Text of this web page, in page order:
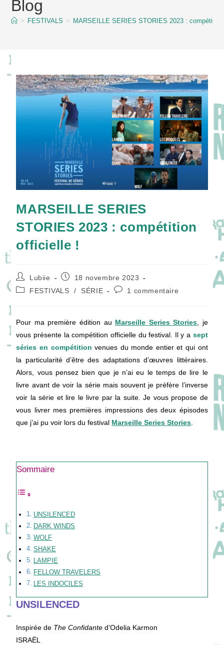
contentBlog
> FESTIVALS > MARSEILLE SERIES STORIES 2023 :
MARSEILLE SERIES
STORIES 2023 : compétition
officielle !
Auteur/autrice
de
la
Lubiie
Publication
publiée :
18 novembre 2023
PostFESTIVALS / SÉRIE
Commentaires
1 commentaire
Pour ma première édition au Marseille Series Stories , je
vous présente la compétition officielle du festival. Il y a sept
séries en compétition venues du monde entier et qui ont
la particularité d’être des adaptations d’œuvres littéraires.
Alors, vous pensez bien que je n’ai eu le temps de lire le
livre avant de voir la série mais souvent je préfère l’inverse
voir la série et lire le livre par la suite. Je vous propose de
vous livrer mes premières impressions des deux épisodes
que j’ai pu voir lors du festival Marseille Series Stories
Sommaire
UNSILENCED
DARK WINDS
WOLF
SHAKE
LAMPIE
FELLOW TRAVELERS
LES INDOCILES
UNSILENCED
Inspirée de The Confidante d’Odelia Karmon
ISRAËL